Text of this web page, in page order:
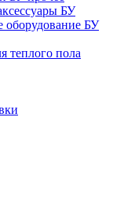
БУ
оборудование БУ
теплого пола